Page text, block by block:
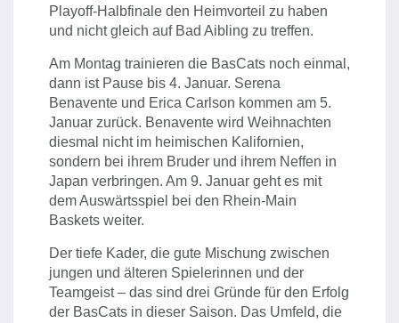
Playoff-Halbfinale den Heimvorteil zu haben
und nicht gleich auf Bad Aibling zu treffen.
Am Montag trainieren die BasCats noch einmal,
dann ist Pause bis 4. Januar. Serena
Benavente und Erica Carlson kommen am 5.
Januar zurück. Benavente wird Weihnachten
diesmal nicht im heimischen Kalifornien,
sondern bei ihrem Bruder und ihrem Neffen in
Japan verbringen. Am 9. Januar geht es mit
dem Auswärtsspiel bei den Rhein-Main
Baskets weiter.
Der tiefe Kader, die gute Mischung zwischen
jungen und älteren Spielerinnen und der
Teamgeist – das sind drei Gründe für den Erfolg
der BasCats in dieser Saison. Das Umfeld, die